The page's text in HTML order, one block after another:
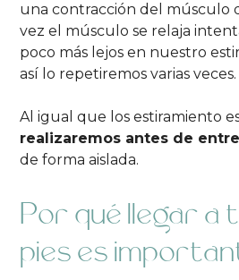
una contracción del músculo
vez el músculo se relaja
poco más lejos en nuestro
así lo repetiremos varias veces.
Al igual que los estiramiento
realizaremos antes de
de forma aislada.
Por qué llegar a
pies es